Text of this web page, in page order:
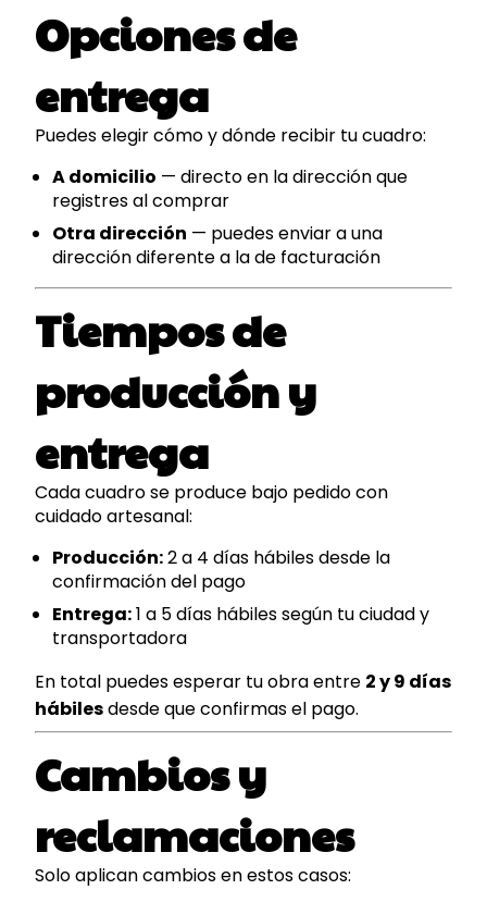
Opciones de
entrega
Puedes elegir cómo y dónde recibir tu cuadro:
A domicilio — directo en la dirección que
registres al comprar
Otra dirección — puedes enviar a una
dirección diferente a la de facturación
Tiempos de
producción y
entrega
Cada cuadro se produce bajo pedido con
cuidado artesanal:
Producción:2 a 4 días hábiles desde la
confirmación del pago
Entrega:1 a 5 días hábiles según tu ciudad y
transportadora
En total puedes esperar tu obra entre 2 y 9 días
hábilesdesde que confirmas el pago.
Cambios y
reclamaciones
Solo aplican cambios en estos casos: